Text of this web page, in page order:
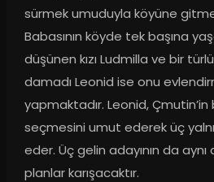
sürmek umuduyla köyüne
Babasının köyde tek başına
düşünen kızı Ludmilla ve bir
damadı Leonid ise onu
yapmaktadır. Leonid,
seçmesini umut ederek üç
eder. Üç gelin adayının da
planlar karışacaktır.